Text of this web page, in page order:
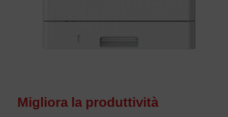
Migliora la produttività